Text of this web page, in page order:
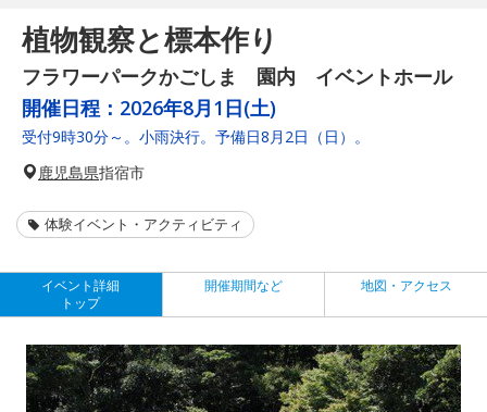
植物観察と標本作り
フラワーパークかごしま 園内 イベントホール
開催日程： 2026年8月1日(土)
受付9時30分～。小雨決行。予備日8月2日（日）。
鹿児島県指宿市
体験イベント・アクティビティ
イベント詳細
トップ
開催期間など 地図・アクセス